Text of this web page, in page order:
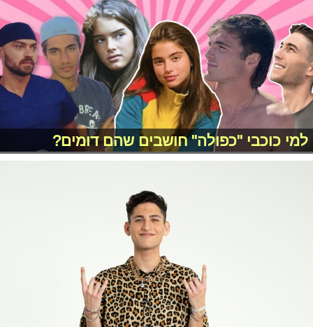
למי כוכבי "כפולה" חושבים שהם דומים?